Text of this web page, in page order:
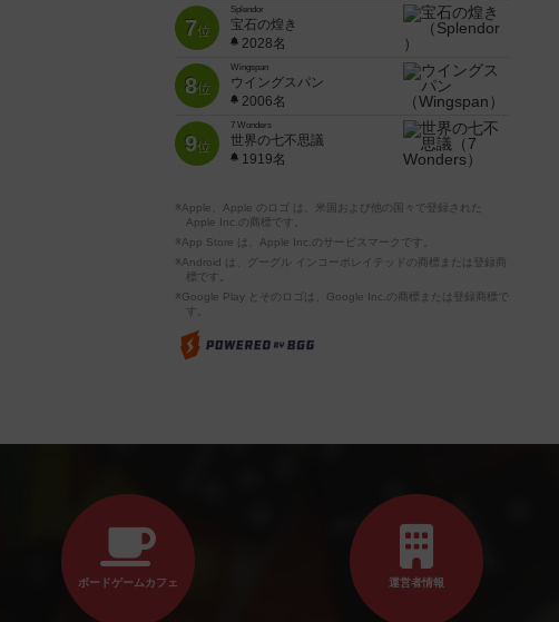
7位
Splendor
宝石の煌き
2028名
8位
Wingspan
ウイングスパン
2006名
9位
7 Wonders
世界の七不思議
1919名
※Apple、Apple のロゴ は、米国および他の国々で登録された
Apple Inc.の商標です。
※App Store は、Apple Inc.のサービスマークです。
※Android は、グーグル インコーポレイテッドの商標または登録商
標です。
※Google Play とそのロゴは、Google Inc.の商標または登録商標で
す。
ボードゲームカフェ 運営者情報